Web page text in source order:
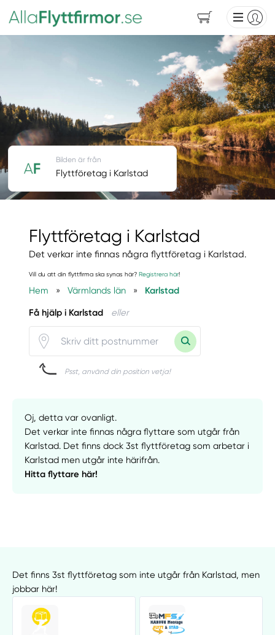
Flyttföretag i Karlstad
Det verkar inte finnas några flyttföretag i Karlstad.
Vill du att din flyttfirma ska synas här? Registrera här!
Hem » Värmlands län » Karlstad
Få hjälp i Karlstad eller
Psst, använd din position vetja!
Bilden är från
Flyttföretag i Karlstad
Oj, detta var ovanligt.
Det verkar inte finnas några flyttare som utgår från
Karlstad. Det finns dock 3st flyttföretag som arbetar i
Karlstad men utgår inte härifrån.
Hitta flyttare här!
Det finns 3st flyttföretag som inte utgår från Karlstad, men
jobbar här!